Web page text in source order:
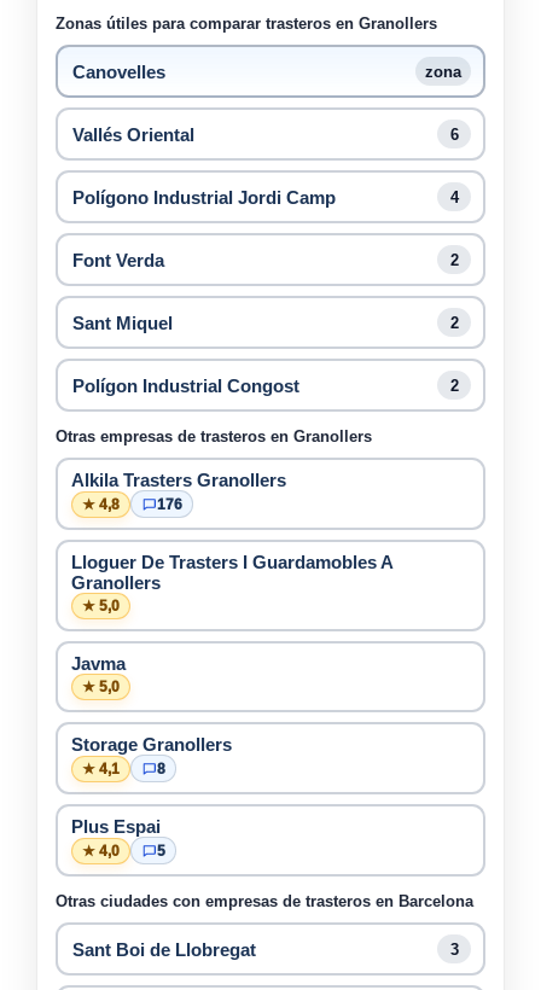
Zonas útiles para comparar trasteros en Granollers
Canovelles zona
Vallés Oriental 6
Polígono Industrial Jordi Camp 4
Font Verda 2
Sant Miquel 2
Polígon Industrial Congost 2
Otras empresas de trasteros en Granollers
Alkila Trasters Granollers
★ 4,8 176
Lloguer De Trasters I Guardamobles A
Granollers
★ 5,0
Javma
★ 5,0
Storage Granollers
★ 4,1 8
Plus Espai
★ 4,0 5
Otras ciudades con empresas de trasteros en Barcelona
Sant Boi de Llobregat 3